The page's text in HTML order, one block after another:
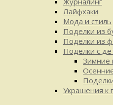
Лайфхаки
Мода и стиль
Поделки из
Поделки из
Поделки с
Зимние
Украшения к